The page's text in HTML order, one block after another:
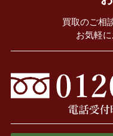
買取のご相
お気軽に